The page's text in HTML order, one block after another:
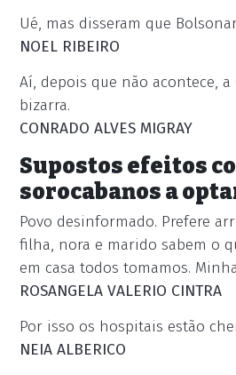
Ué, mas disseram que
NOEL RIBEIRO
Aí, depois que não acontece,
bizarra.
CONRADO ALVES MIGRAY
Supostos efeitos
sorocabanos a
Povo desinformado. Prefere
filha, nora e marido sabem o
em casa todos tomamos.
ROSANGELA VALERIO CINTRA
Por isso os hospitais estão
NEIA ALBERICO